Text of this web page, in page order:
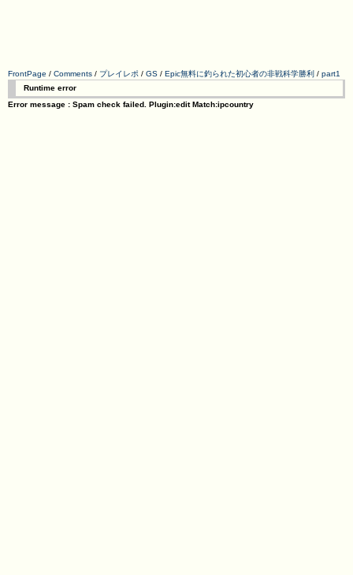
FrontPage / Comments / プレイレポ / GS / Epic無料に釣られた初心者の非戦科学勝利 / part1
Runtime error
Error message : Spam check failed. Plugin:edit Match:ipcountry